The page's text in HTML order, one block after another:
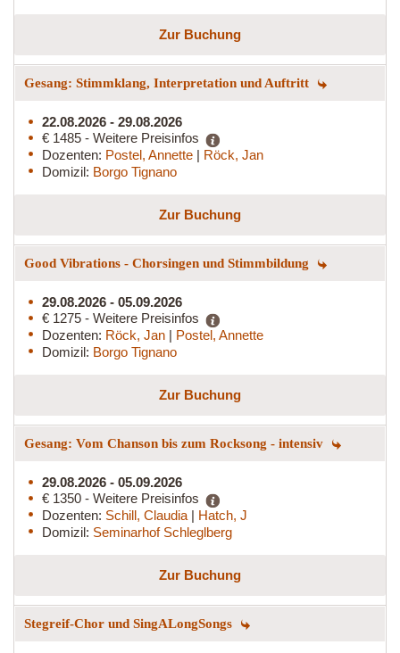
Zur Buchung
Gesang: Stimmklang, Interpretation und Auftritt
22.08.2026 - 29.08.2026
€ 1485 - Weitere Preisinfos
Dozenten: Postel, Annette | Röck, Jan
Domizil: Borgo Tignano
Zur Buchung
Good Vibrations - Chorsingen und Stimmbildung
29.08.2026 - 05.09.2026
€ 1275 - Weitere Preisinfos
Dozenten: Röck, Jan | Postel, Annette
Domizil: Borgo Tignano
Zur Buchung
Gesang: Vom Chanson bis zum Rocksong - intensiv
29.08.2026 - 05.09.2026
€ 1350 - Weitere Preisinfos
Dozenten: Schill, Claudia | Hatch, J
Domizil: Seminarhof Schleglberg
Zur Buchung
Stegreif-Chor und SingALongSongs